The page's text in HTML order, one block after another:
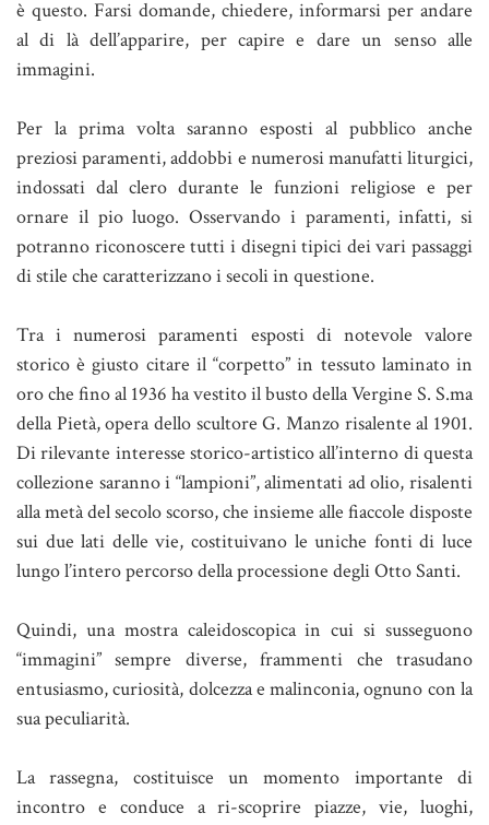
è questo. Farsi domande, chiedere, informarsi per andare
al di là dell’apparire, per capire e dare un senso alle
immagini.
Per la prima volta saranno esposti al pubblico anche
preziosi paramenti, addobbi e numerosi manufatti liturgici,
indossati dal clero durante le funzioni religiose e per
ornare il pio luogo. Osservando i paramenti, infatti, si
potranno riconoscere tutti i disegni tipici dei vari passaggi
di stile che caratterizzano i secoli in questione.
Tra i numerosi paramenti esposti di notevole valore
storico è giusto citare il “corpetto” in tessuto laminato in
oro che fino al 1936 ha vestito il busto della Vergine S. S.ma
della Pietà, opera dello scultore G. Manzo risalente al 1901.
Di rilevante interesse storico-artistico all’interno di questa
collezione saranno i “lampioni”, alimentati ad olio, risalenti
alla metà del secolo scorso, che insieme alle fiaccole disposte
sui due lati delle vie, costituivano le uniche fonti di luce
lungo l’intero percorso della processione degli Otto Santi.
Quindi, una mostra caleidoscopica in cui si susseguono
“immagini” sempre diverse, frammenti che trasudano
entusiasmo, curiosità, dolcezza e malinconia, ognuno con la
sua peculiarità.
La rassegna, costituisce un momento importante di
incontro e conduce a ri-scoprire piazze, vie, luoghi,